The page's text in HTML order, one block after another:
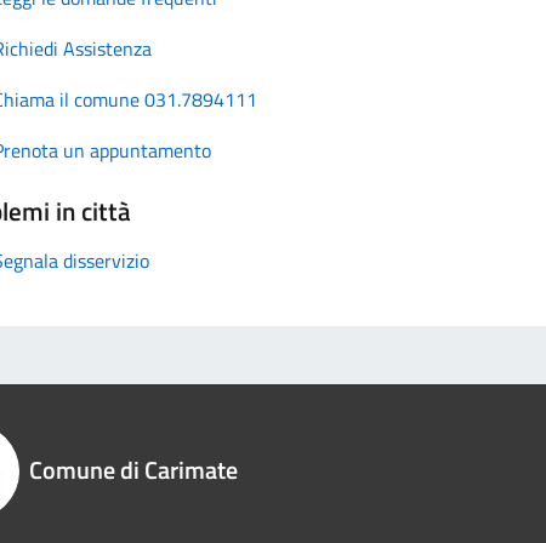
Assistenza
il comune 031.7894111
un appuntamento
in città
disservizio
Comune di Carimate